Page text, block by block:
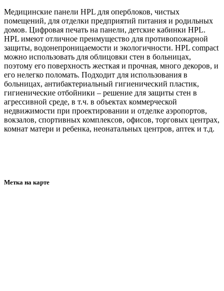
Медицинские панели HPL для оперблоков, чистых
помещений, для отделки предприятий питания и родильных
домов. Цифровая печать на панели, детские кабинки HPL.
HPL имеют отличное преимущество для противопожарной
защиты, водонепроницаемости и экологичности. HPL compact
можно использовать для облицовки стен в больницах,
поэтому его поверхность жесткая и прочная, много декоров, и
его нелегко поломать. Подходит для использования в
больницах, антибактериальный гигиенический пластик,
гигиенические отбойники – решение для защиты стен в
агрессивной среде, в т.ч. в объектах коммерческой
недвижимости при проектировании и отделке аэропортов,
вокзалов, спортивных комплексов, офисов, торговых центрах,
комнат матери и ребенка, неонатальных центров, аптек и т.д.
Метка на карте